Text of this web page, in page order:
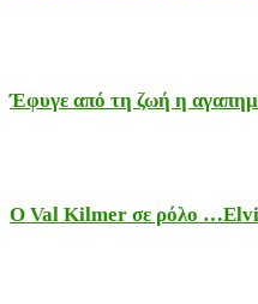
Έφυγε από τη ζωή η
Ο Val Kilmer σε ρόλο